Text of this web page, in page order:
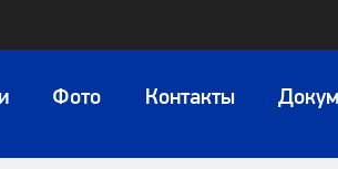
Фото Контакты